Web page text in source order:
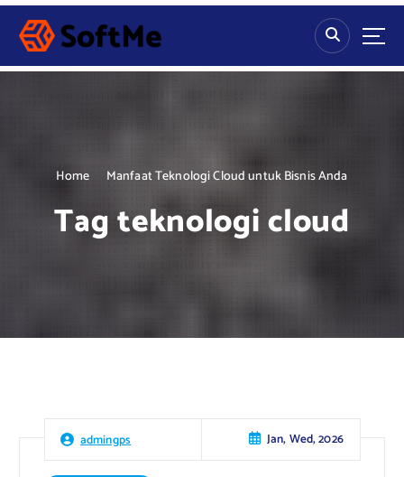
S
p
Home Manfaat Teknologi Cloud untuk Bisnis Anda
Tag teknologi cloud
admingps Jan, Wed, 2026